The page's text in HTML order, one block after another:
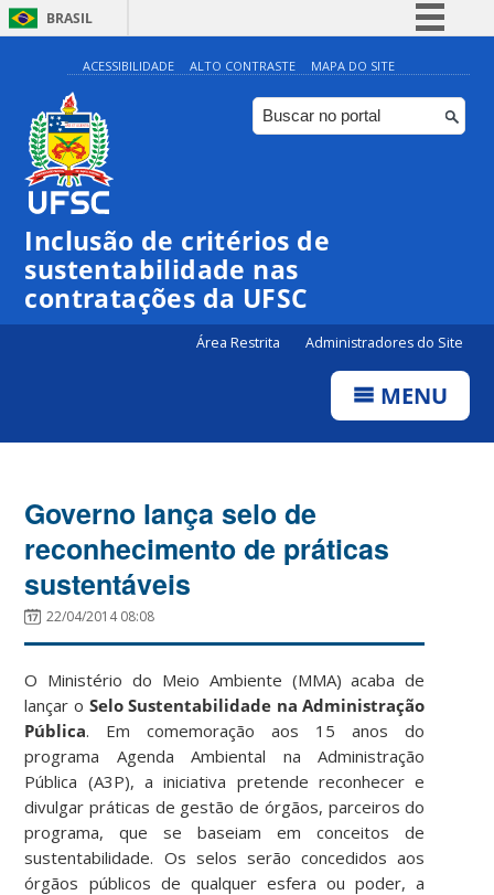
BRASIL
Simplifique!
Comunica BR
Participe
Canais
ACESSIBILIDADE ALTO CONTRASTE MAPA DO SITE
Inclusão de critérios de
sustentabilidade nas
contratações da UFSC
Área Restrita Administradores do Site
MENU
Governo lança selo de
reconhecimento de práticas
sustentáveis
22/04/2014 08:08
O Ministério do Meio Ambiente (MMA) acaba de
lançar o Selo Sustentabilidade na Administração
Pública. Em comemoração aos 15 anos do
programa Agenda Ambiental na Administração
Pública (A3P), a iniciativa pretende reconhecer e
divulgar práticas de gestão de órgãos, parceiros do
programa, que se baseiam em conceitos de
sustentabilidade. Os selos serão concedidos aos
órgãos públicos de qualquer esfera ou poder, a